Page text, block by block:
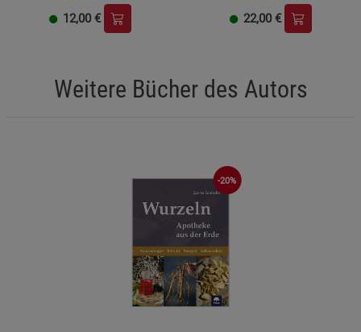
12,00 € 22,00 €
Weitere Bücher des Autors
-20%